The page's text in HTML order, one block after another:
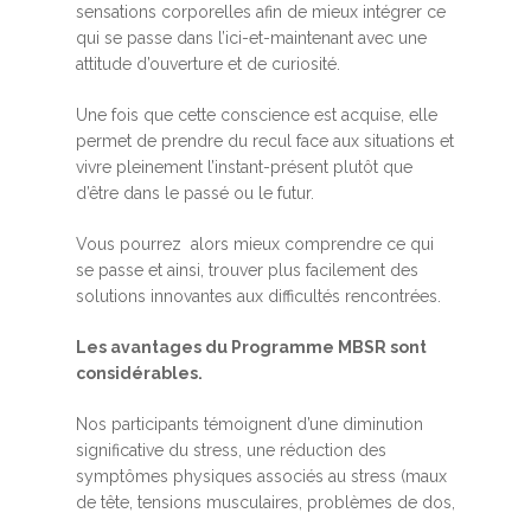
sensations corporelles afin de mieux intégrer ce
qui se passe dans l’ici-et-maintenant avec une
attitude d’ouverture et de curiosité.
Une fois que cette conscience est acquise, elle
permet de prendre du recul face aux situations et
vivre pleinement l’instant-présent plutôt que
d’être dans le passé ou le futur.
Vous pourrez alors mieux comprendre ce qui
se passe et ainsi, trouver plus facilement des
solutions innovantes aux difficultés rencontrées.
Les avantages du Programme MBSR sont
considérables.
Nos participants témoignent d’une diminution
significative du stress, une réduction des
symptômes physiques associés au stress (maux
de tête, tensions musculaires, problèmes de dos,